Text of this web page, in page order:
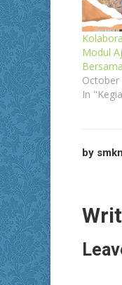
Modul
October
In
by